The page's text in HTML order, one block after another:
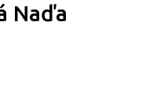
Naďa